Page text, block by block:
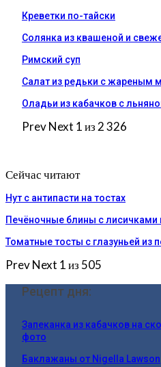
Креветки по-тайски
Солянка из квашеной и
Римский суп
Салат из редьки с жареным
Оладьи из кабачков с
PrevNext 1 из 2 326
Сейчас читают
Нут с антипасти на тостах
Печёночные блины с лисичками
Томатные тосты с глазуньей из
PrevNext 1 из 505
Рецепт дня:
Запеканка из кабачков на
фото
Баклажаны от Nigella Lawson